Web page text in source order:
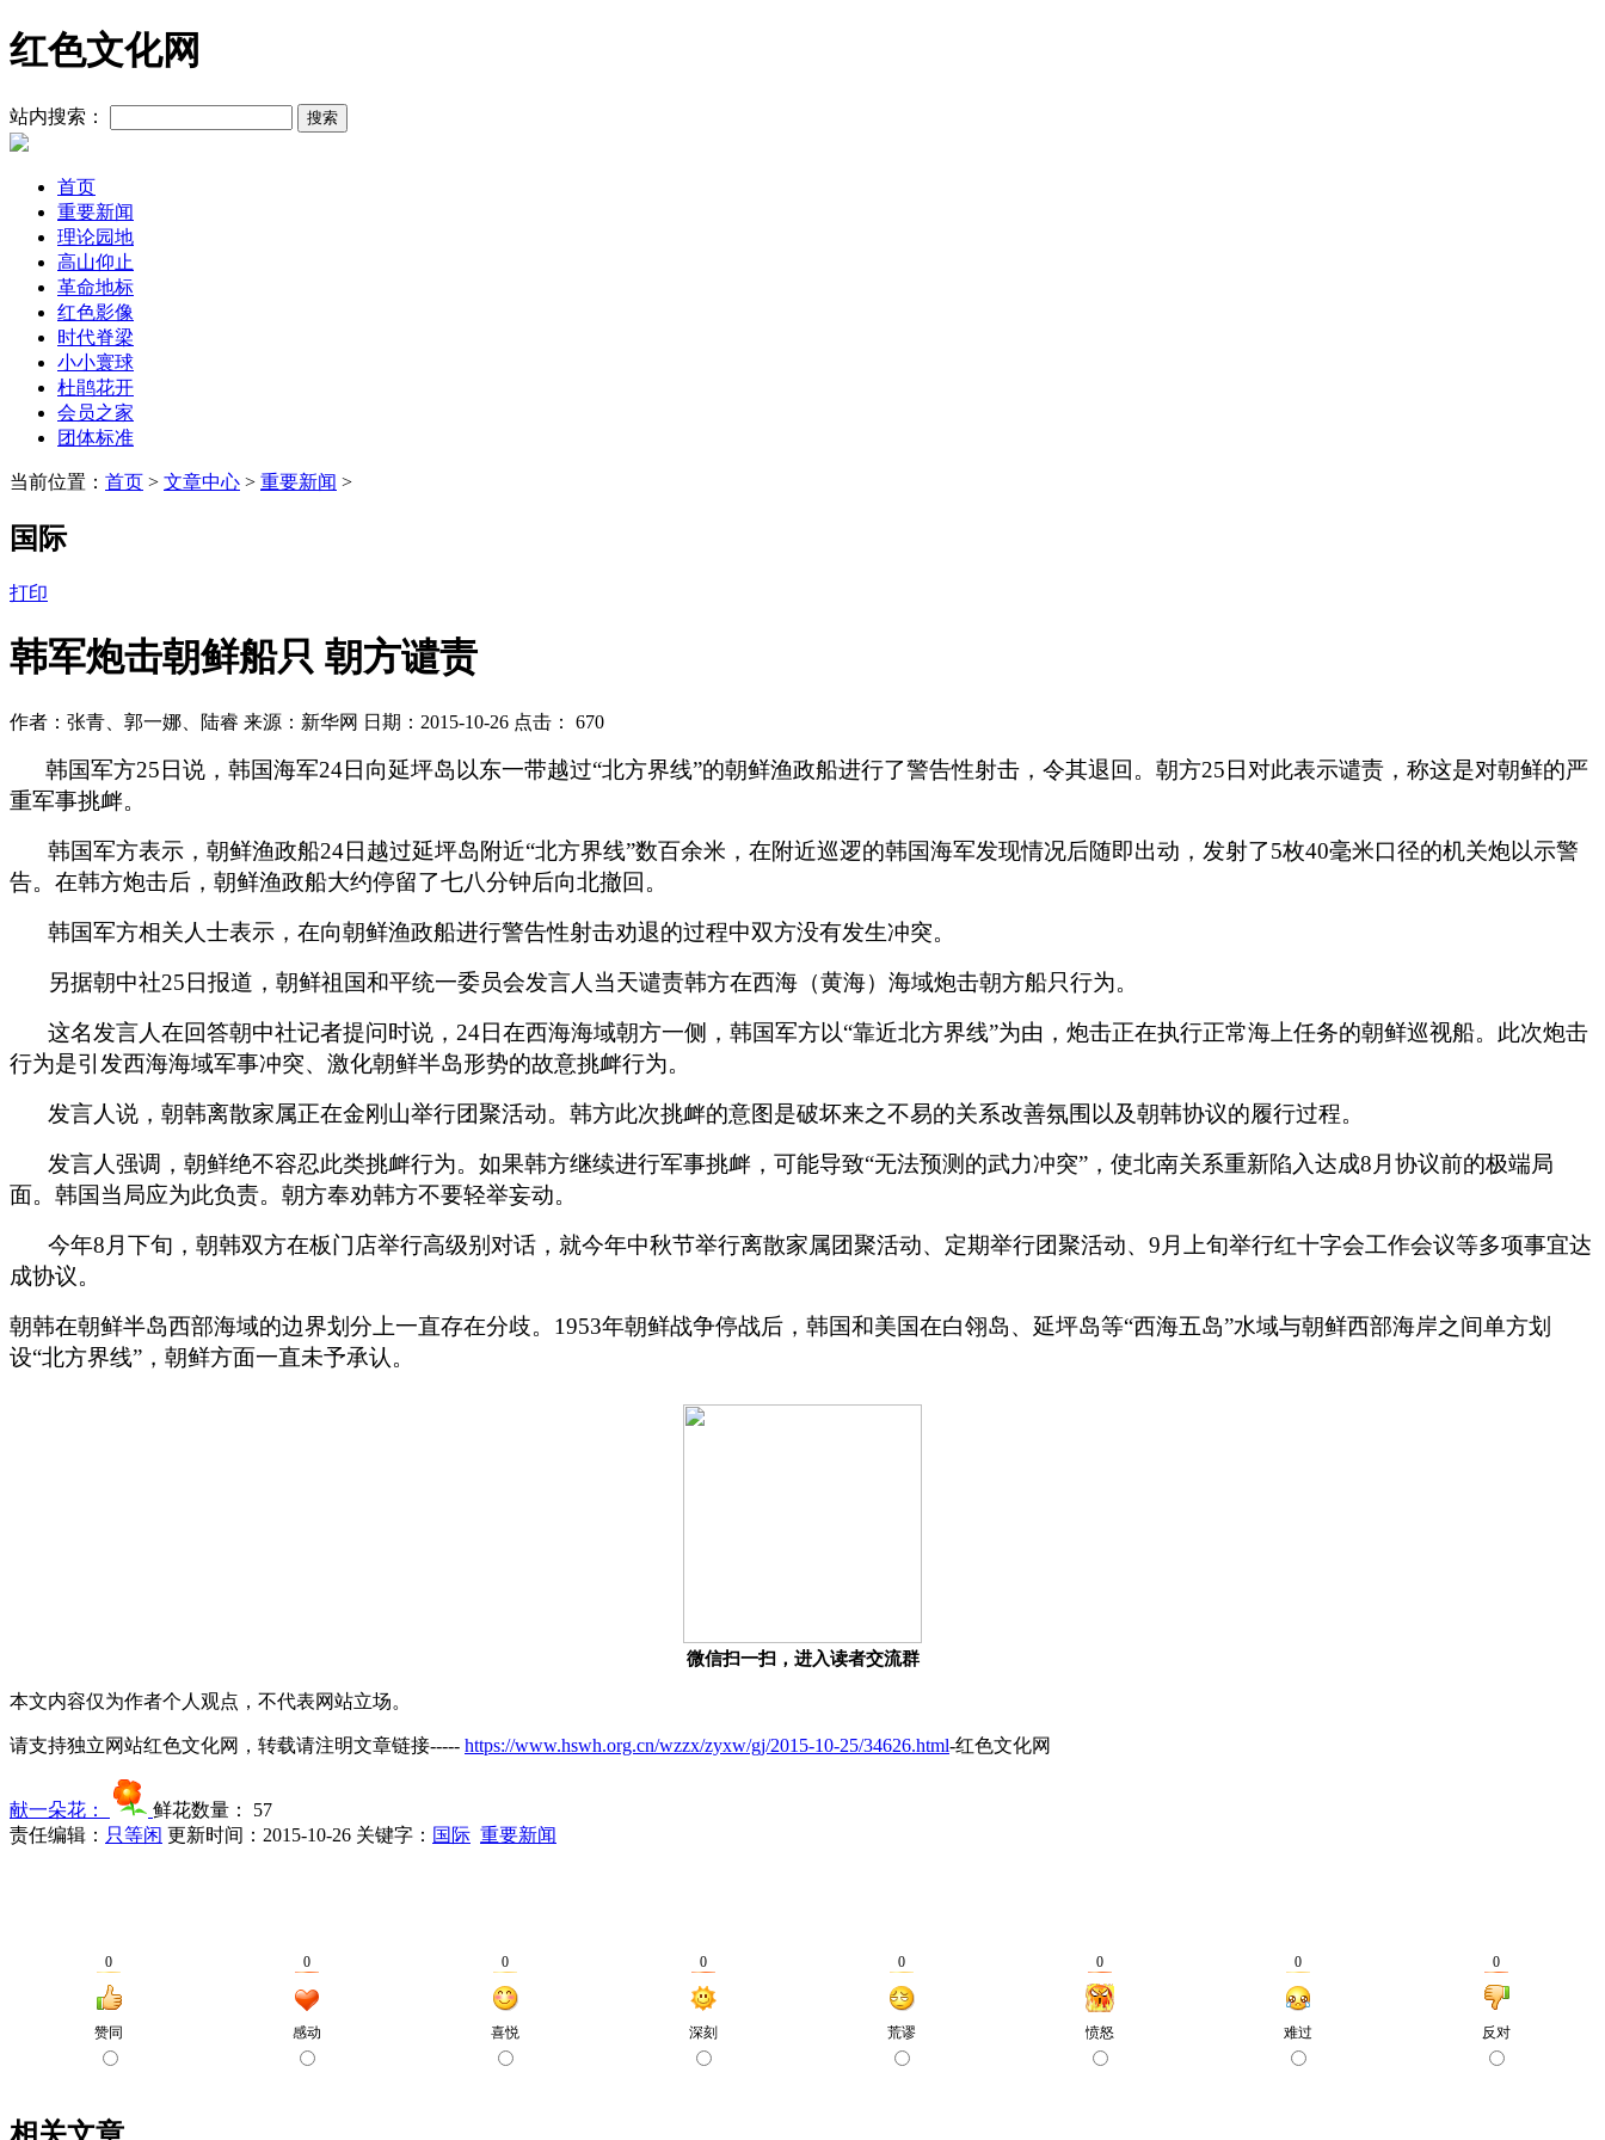
红色文化网
站内搜索：
首页
重要新闻
理论园地
高山仰止
革命地标
红色影像
时代脊梁
小小寰球
杜鹃花开
会员之家
团体标准
当前位置： 首页 > 文章中心 > 重要新闻 >
国际
打印
韩军炮击朝鲜船只 朝方谴责
作者：张青、郭一娜、陆睿 来源：新华网 日期：2015-10-26 点击： 670
韩国军方25日说，韩国海军24日向延坪岛以东一带越过“北方界线”的朝鲜渔政船进行了警告性射击，令其退回。朝方25日对此表示谴责，称这是对朝鲜的严
重军事挑衅。
韩国军方表示，朝鲜渔政船24日越过延坪岛附近“北方界线”数百余米，在附近巡逻的韩国海军发现情况后随即出动，发射了5枚40毫米口径的机关炮以示警
告。在韩方炮击后，朝鲜渔政船大约停留了七八分钟后向北撤回。
韩国军方相关人士表示，在向朝鲜渔政船进行警告性射击劝退的过程中双方没有发生冲突。
另据朝中社25日报道，朝鲜祖国和平统一委员会发言人当天谴责韩方在西海（黄海）海域炮击朝方船只行为。
这名发言人在回答朝中社记者提问时说，24日在西海海域朝方一侧，韩国军方以“靠近北方界线”为由，炮击正在执行正常海上任务的朝鲜巡视船。此次炮击
行为是引发西海海域军事冲突、激化朝鲜半岛形势的故意挑衅行为。
发言人说，朝韩离散家属正在金刚山举行团聚活动。韩方此次挑衅的意图是破坏来之不易的关系改善氛围以及朝韩协议的履行过程。
发言人强调，朝鲜绝不容忍此类挑衅行为。如果韩方继续进行军事挑衅，可能导致“无法预测的武力冲突”，使北南关系重新陷入达成8月协议前的极端局
面。韩国当局应为此负责。朝方奉劝韩方不要轻举妄动。
今年8月下旬，朝韩双方在板门店举行高级别对话，就今年中秋节举行离散家属团聚活动、定期举行团聚活动、9月上旬举行红十字会工作会议等多项事宜达
成协议。
朝韩在朝鲜半岛西部海域的边界划分上一直存在分歧。1953年朝鲜战争停战后，韩国和美国在白翎岛、延坪岛等“西海五岛”水域与朝鲜西部海岸之间单方划
设“北方界线”，朝鲜方面一直未予承认。
微信扫一扫，进入读者交流群
本文内容仅为作者个人观点，不代表网站立场。
请支持独立网站红色文化网，转载请注明文章链接----- https://www.hswh.org.cn/wzzx/zyxw/gj/2015-10-25/34626.html-红色文化网
献一朵花： 鲜花数量： 57
责任编辑： 只等闲 更新时间：2015-10-26 关键字： 国际 重要新闻